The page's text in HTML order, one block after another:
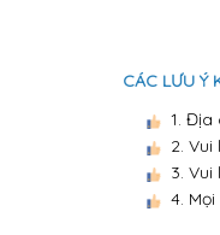
CÁC LƯU Ý
1. Địa
2. Vui
3.
4.